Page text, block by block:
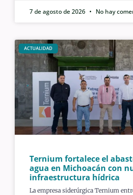
7 de agosto de 2026
No hay
ACTUALIDAD
Ternium fortalece el
agua en Michoacán con
infraestructura hídrica
La empresa siderúrgica Ternium